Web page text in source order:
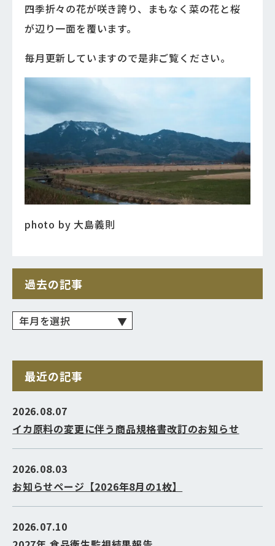
四季折々の花が咲き誇り、まもなく菜の花と桜
が辺り一面を覆います。
毎月更新していますので是非ご覧ください。
photo by 大島義則
過去の記事
最近の記事
2026.08.07
イカ原料の変更に伴う商品規格書改訂のお知らせ
2026.08.03
お知らせページ【2026年8月の1枚】
2026.07.10